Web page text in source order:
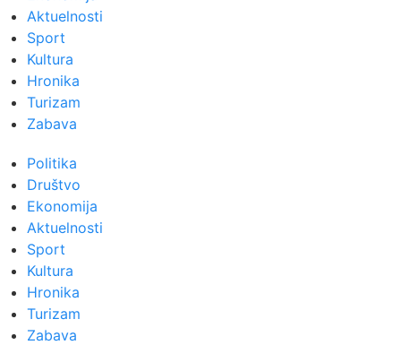
Aktuelnosti
Sport
Kultura
Hronika
Turizam
Zabava
Politika
Društvo
Ekonomija
Aktuelnosti
Sport
Kultura
Hronika
Turizam
Zabava